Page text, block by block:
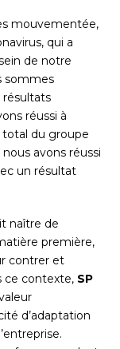
mouvementée,
qui a
de notre
sommes
réussi à
total du groupe
avons réussi
un résultat
naître de
première,
contrer et
ce contexte, SP
d’adaptation